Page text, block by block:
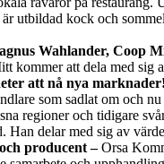
utbildad kock och
Wahlander, Coop
kommer att dela med sig
att nå nya marknader!
som sadlat om och
regioner och tidigare
Han delar med sig av
producent –Orsa